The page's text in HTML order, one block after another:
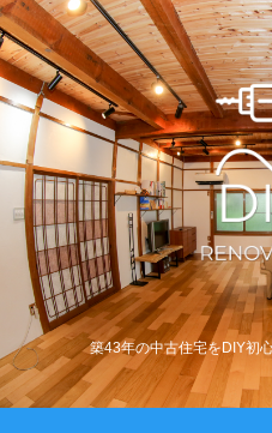
築43年の中古住宅をDIY初